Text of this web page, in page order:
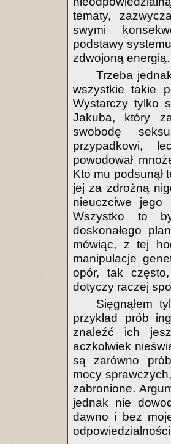
tematy,
swymi
podstawy
zdwojoną energią.
Trzeba
wszystkie takie
Wystarczy tylko
Jakuba, który
swobodę
przypadkowi,
powodował
Kto mu podsunął
jej za zdrożną
nieuczciwe jego
Wszystko to
doskonałego
mówiąc, z tej
manipulacje
opór, tak
dotyczy raczej
Sięgnąłem
przykład prób
znaleźć ich
aczkolwiek
są zarówno
mocy
zabronione.
jednak nie
dawno i bez